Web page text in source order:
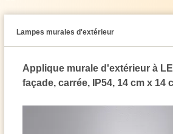
Lampes murales d'extérieur
Applique murale d'extérieur à
façade, carrée, IP54, 14 cm x 14